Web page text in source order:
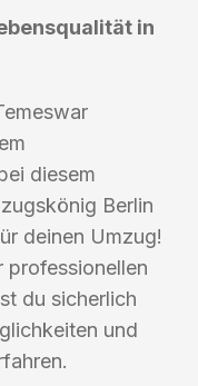
in
diesem
Berlin
deinen Umzug!
professionellen
du sicherlich
und